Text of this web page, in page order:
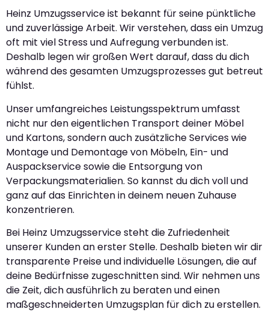
Heinz Umzugsservice ist bekannt für seine pünktliche
und zuverlässige Arbeit. Wir verstehen, dass ein Umzug
oft mit viel Stress und Aufregung verbunden ist.
Deshalb legen wir großen Wert darauf, dass du dich
während des gesamten Umzugsprozesses gut betreut
fühlst.
Unser umfangreiches Leistungsspektrum umfasst
nicht nur den eigentlichen Transport deiner Möbel
und Kartons, sondern auch zusätzliche Services wie
Montage und Demontage von Möbeln, Ein- und
Auspackservice sowie die Entsorgung von
Verpackungsmaterialien. So kannst du dich voll und
ganz auf das Einrichten in deinem neuen Zuhause
konzentrieren.
Bei Heinz Umzugsservice steht die Zufriedenheit
unserer Kunden an erster Stelle. Deshalb bieten wir dir
transparente Preise und individuelle Lösungen, die auf
deine Bedürfnisse zugeschnitten sind. Wir nehmen uns
die Zeit, dich ausführlich zu beraten und einen
maßgeschneiderten Umzugsplan für dich zu erstellen.